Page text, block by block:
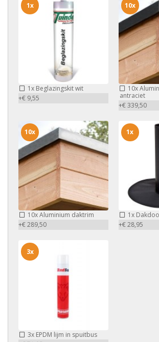
1x Beglazingskit wit
+€ 9,55
1x
10x
antraciet
+€ 339,50
10x
10xAluminium daktrim
+€ 289,50
10x
1x
+€ 28,95
1x
3x EPDM lijm in spuitbus
3x